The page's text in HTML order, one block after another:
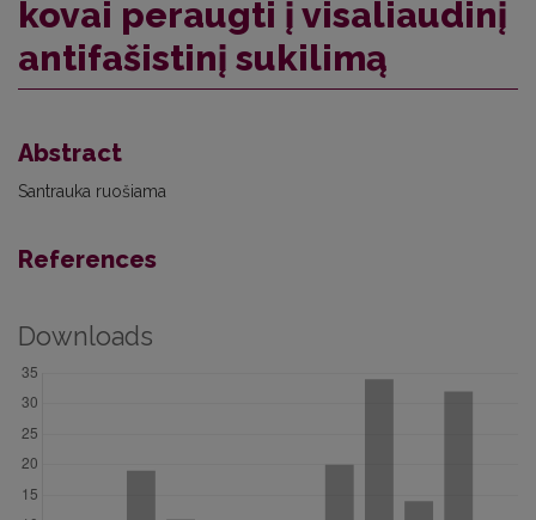
kovai peraugti į visaliaudinį
antifašistinį sukilimą
Abstract
Santrauka ruošiama
References
Downloads